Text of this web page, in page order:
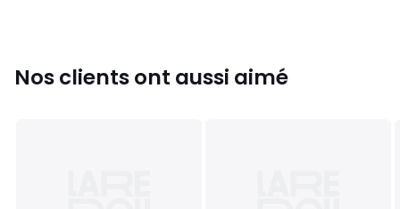
figurant sur l'étiquette du produit
Nos clients ont aussi aimé